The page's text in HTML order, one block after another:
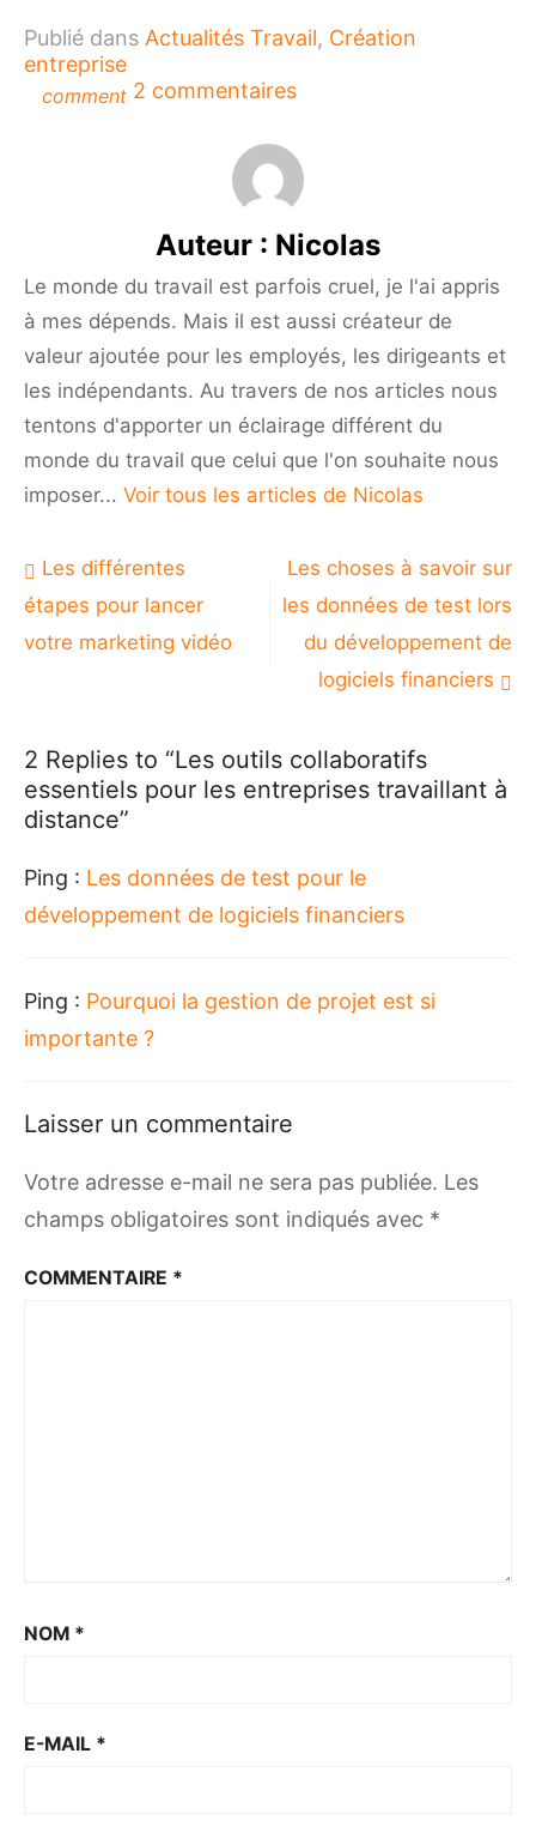
Publié dans Actualités Travail, Création
entreprise
comment 2 commentairessur
collaboratifs
essentiels
les
entreprises
travaillant
à
distance
Auteur : Nicolas
Le monde du travail est parfois cruel, je l'ai appris
à mes dépends. Mais il est aussi créateur de
valeur ajoutée pour les employés, les dirigeants et
les indépendants. Au travers de nos articles nous
tentons d'apporter un éclairage différent du
monde du travail que celui que l'on souhaite nous
imposer... Voir tous les articles de Nicolas
Navigation
de
l’article
Les différentes
étapes pour lancer
votre marketing vidéo
Les choses à savoir sur
les données de test lors
du développement de
logiciels financiers
2 Replies to “Les outils collaboratifs
essentiels pour les entreprises travaillant à
distance”
Ping : Les données de test pour le
développement de logiciels financiers
Ping : Pourquoi la gestion de projet est si
importante ?
Laisser un commentaire
Votre adresse e-mail ne sera pas publiée. Les
champs obligatoires sont indiqués avec *
COMMENTAIRE *
NOM *
E-MAIL *